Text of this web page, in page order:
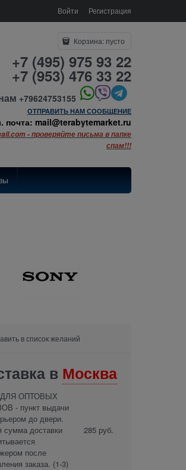
Войти Регистрация
Корзина: пусто
+7 (495) 975 93 22
+7 (953) 476 33 22
+79624753155
ОТПРАВИТЬ НАМ СООБЩЕНИЕ
почта: mail@terabytemarket.ru
- проверяйте письма в папке
спам!!!
в список желаний
в Москва
ОПТОВЫХ
- пункт выдачи
до двери.
сумма доставки
после
заказа. (1-3)
285 руб.